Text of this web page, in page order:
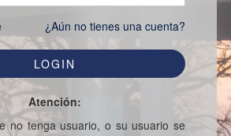
¿Aún no tienes una cuenta?
Atención:
no tenga usuario, o su usuario se